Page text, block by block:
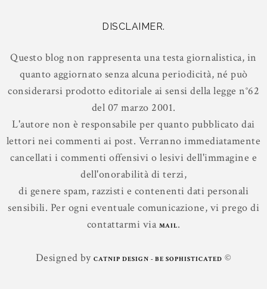
DISCLAIMER.
Questo blog non rappresenta una testa giornalistica, in
quanto aggiornato senza alcuna periodicità, né può
considerarsi prodotto editoriale ai sensi della legge n°62
del 07 marzo 2001.
L'autore non è responsabile per quanto pubblicato dai
lettori nei commenti ai post. Verranno immediatamente
cancellati i commenti offensivi o lesivi dell'immagine e
dell'onorabilità di terzi,
di genere spam, razzisti e contenenti dati personali
sensibili. Per ogni eventuale comunicazione, vi prego di
contattarmi via MAIL.
Designed by CATNIP DESIGN - BE SOPHISTICATED ©